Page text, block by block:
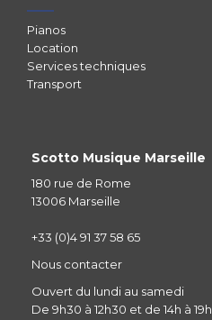
Pianos
Location
Services techniques
Transport
Scotto Musique Marseille
180 rue de Rome
13006 Marseille
+33 (0)4 91 37 58 65
Nous contacter
Ouvert du lundi au samedi
De 9h30 à 12h30 et de 14h à 19h